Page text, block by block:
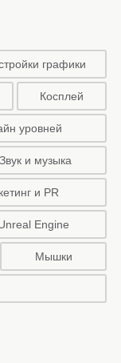
графики
Косплей
уровней
Звук и музыка
и PR
Engine
Мышки